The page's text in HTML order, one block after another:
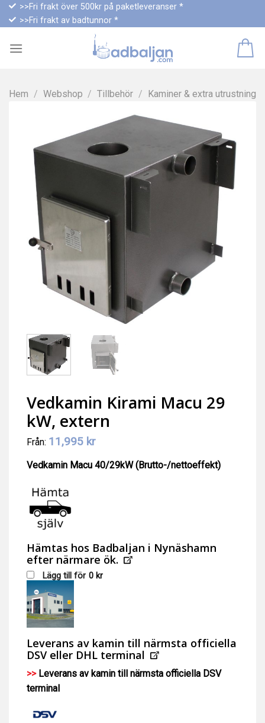
Skip >>Fri frakt över 500kr på paketleveranser *
>>Fri frakt av badtunnor *
Hem / Webshop / Tillbehör / Kaminer & extra utrustning
Vedkamin Kirami Macu 29
kW, extern
Från: 11,995 kr
Vedkamin Macu 40/29kW (Brutto-/nettoeffekt)
Hämtas hos Badbaljan i Nynäshamn
efter närmare ök.
Lägg till för 0 kr
Leverans av kamin till närmsta officiella
DSV eller DHL terminal
>> Leverans av kamin till närmsta officiella DSV
terminal